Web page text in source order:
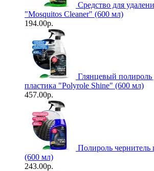
Средство для
"Mosquitos Cleaner" (600 мл)
194.00р.
Глянцевый
пластика "Polyrole Shine" (600 мл)
457.00р.
Полироль
(600 мл)
243.00р.